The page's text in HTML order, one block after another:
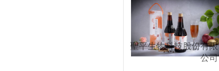
聖平生物科技股份有限
公司